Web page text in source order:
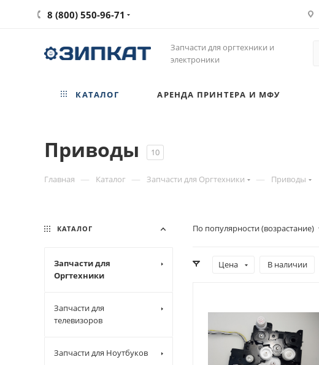
8 (800) 550-96-71
Запчасти для оргтехники и
электроники
КАТАЛОГ АРЕНДА ПРИНТЕРА И МФУ
Приводы 10
Главная — Каталог — Запчасти для Оргтехники — Приводы
По популярности (возрастание)
Цена В наличии
КАТАЛОГ
Запчасти для
Оргтехники
Запчасти для
телевизоров
Запчасти для Ноутбуков